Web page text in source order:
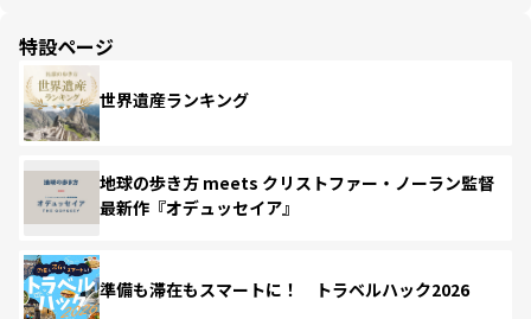
特設ページ
世界遺産ランキング
地球の歩き方 meets クリストファー・ノーラン監督
最新作『オデュッセイア』
準備も滞在もスマートに！ トラベルハック2026